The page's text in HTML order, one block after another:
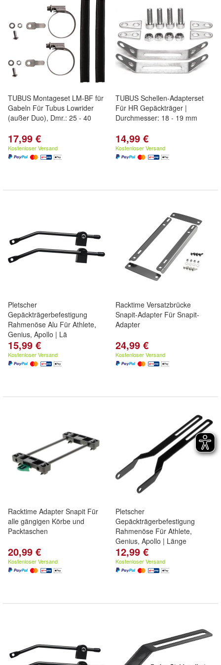
TUBUS Montageset LM-BF für
Gabeln Für Tubus Lowrider
(außer Duo), Dmr.: 25 - 40
17,99 €
Kostenloser Versand
TUBUS Schellen-Adapterset
Für HR Gepäckträger |
Durchmesser: 18 - 19 mm
14,99 €
Kostenloser Versand
Pletscher
Gepäckträgerbefestigung
Rahmenöse Alu Für Athlete,
Genius, Apollo | Lä
15,99 €
Kostenloser Versand
Racktime Versatzbrücke
Snapit-Adapter Für Snapit-
Adapter
24,99 €
Kostenloser Versand
Racktime Adapter Snapit Für
alle gängigen Körbe und
Packtaschen
20,99 €
Kostenloser Versand
Pletscher
Gepäckträgerbefestigung
Rahmenöse Für Athlete,
Genius, Apollo | Länge
12,99 €
Kostenloser Versand